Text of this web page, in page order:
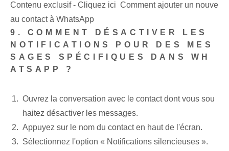
Contenu exclusif - Cliquez ici Comment ajouter un nouve
au contact à WhatsApp
9. COMMENT DÉSACTIVER LES
NOTIFICATIONS POUR DES MES
SAGES SPÉCIFIQUES DANS WH
ATSAPP ?
Ouvrez la conversation avec le contact‍ dont vous sou
haitez désactiver les messages.
Appuyez sur le nom‌ du contact en haut de l'écran.
Sélectionnez l'option « Notifications silencieuses ».